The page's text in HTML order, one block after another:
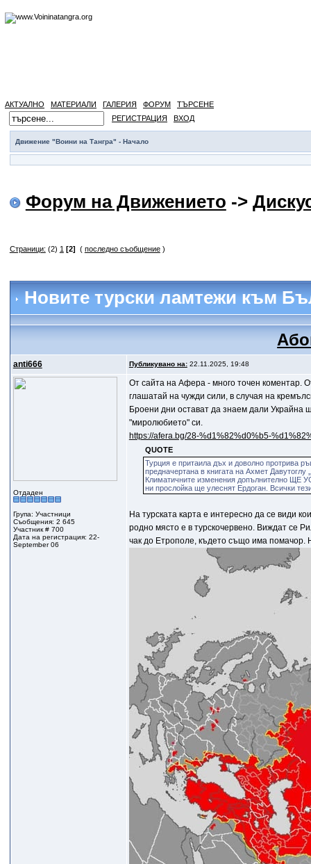
АКТУАЛНО МАТЕРИАЛИ ГАЛЕРИЯ ФОРУМ
ТЪРСЕНЕ
РЕГИСТРАЦИЯ
ВХОД
Движение "Воини на Тангра" - Начало
Форум на Движението ->
Страници: (2) 1 [2] ( последно съобщение)
Новите турски ламтежи към
anti666 Публикувано на:22.11.2025, 19:48
Отдаден
Група: Участници
Съобщения: 2 645
Участник # 700
Дата на регистрация: 22-
September 06
От сайта на Афера - много точен коментар.
глашатай на чужди сили, в случая на
Броени дни остават да знаем дали Украйна
"миролюбието" си.
https://afera.bg/28-%d1%82%d0%b5-
QUOTE
Турция е притаила дъх и доволно протрива
предначертана в книгата на Ахмет
Климатичните изменения допълнително
ни прослойка ще улеснят Ердоган. Всички
На турската карта е интересно да се види
родно място е в турскочервено. Виждат се
чак до Етрополе, където също има помачор.